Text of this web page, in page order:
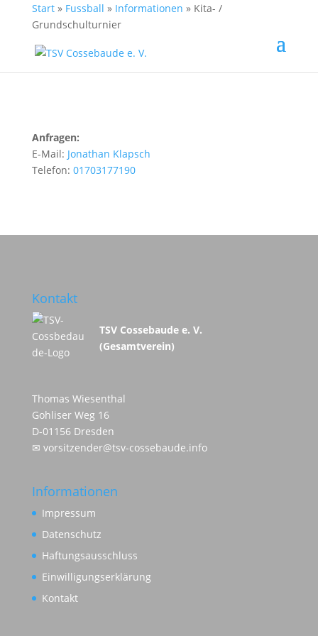
Start» Fussball » Informationen » Kita- /
Grundschulturnier
Anfragen:
E-Mail: Jonathan Klapsch
Telefon: 01703177190
Kontakt
TSV Cossebaude e. V.
(Gesamtverein)
Thomas Wiesenthal
Gohliser Weg 16
D-01156 Dresden
✉ vorsitzender@tsv-cossebaude.info
Informationen
Impressum
Datenschutz
Haftungsausschluss
Einwilligungserklärung
Kontakt